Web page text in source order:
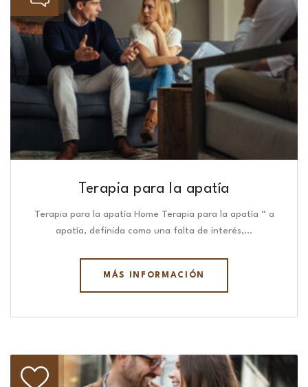
Terapia para la apatía
Terapia para la apatía Home Terapia para la apatía “ a
apatía, definida como una falta de interés,…
MÁS INFORMACIÓN